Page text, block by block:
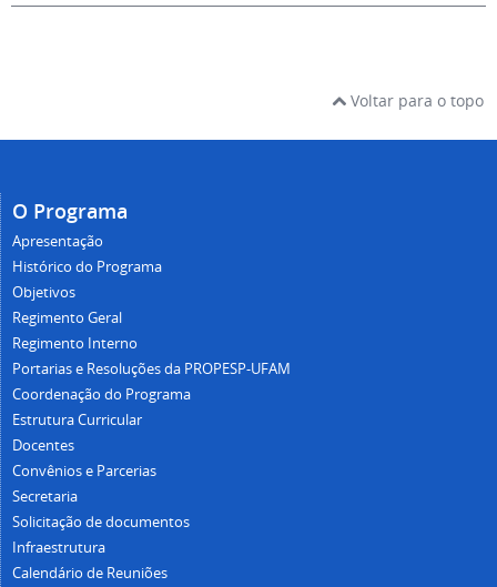
Voltar para o topo
O Programa
Apresentação
Histórico do Programa
Objetivos
Regimento Geral
Regimento Interno
Portarias e Resoluções da PROPESP-UFAM
Coordenação do Programa
Estrutura Curricular
Docentes
Convênios e Parcerias
Secretaria
Solicitação de documentos
Infraestrutura
Calendário de Reuniões